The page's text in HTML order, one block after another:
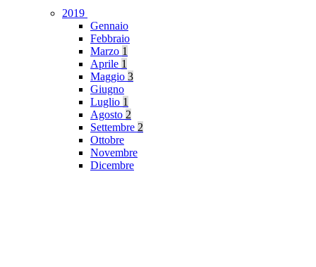
2019
Gennaio
Febbraio
Marzo 1
Aprile 1
Maggio 3
Giugno
Luglio 1
Agosto 2
Settembre 2
Ottobre
Novembre
Dicembre